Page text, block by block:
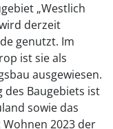
„Westlich
derzeit
genutzt. Im
ist sie als
ausgewiesen.
des Baugebiets ist
sowie das
2023 der